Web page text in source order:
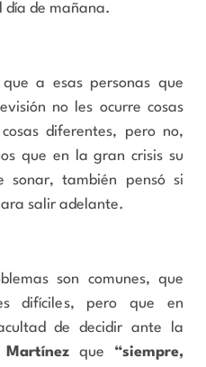
día de mañana.
a esas personas que
no les ocurre cosas
diferentes, pero no,
que en la gran crisis su
sonar, también pensó si
salir adelante.
son comunes, que
difíciles, pero que en
de decidir ante la
Martínez que “siempre,